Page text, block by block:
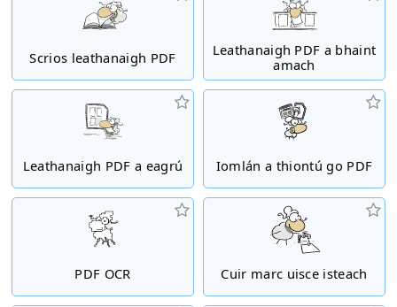
Scrios leathanaigh PDF
Leathanaigh PDF a bhaint
amach
Leathanaigh PDF a eagrú Iomlán a thiontú go PDF
PDF OCR Cuir marc uisce isteach